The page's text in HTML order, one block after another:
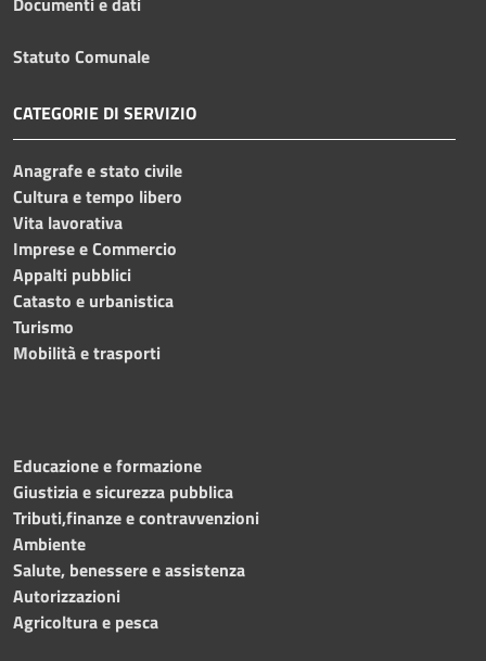
Statuto Comunale
CATEGORIE DI SERVIZIO
Anagrafe e stato civile
Cultura e tempo libero
Vita lavorativa
Imprese e Commercio
Appalti pubblici
Catasto e urbanistica
Turismo
Mobilità e trasporti
Educazione e formazione
Giustizia e sicurezza pubblica
Tributi,finanze e contravvenzioni
Ambiente
Salute, benessere e assistenza
Autorizzazioni
Agricoltura e pesca